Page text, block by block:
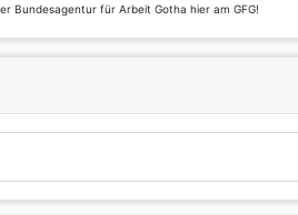
Bundesagentur für Arbeit Gotha hier am GFG!